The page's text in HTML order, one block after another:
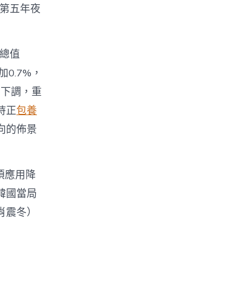
五年夜
值
0.7%，
調，重
正包養
的佈景
應用降
國當局
冬）